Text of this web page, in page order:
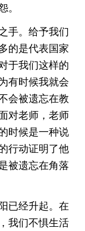
。
手。给予我们
的是代表国家
于我们这样的
有时候我就会
会被遗忘在教
对老师，老师
时候是一种说
行动证明了他
被遗忘在角落
已经升起。在
我们不惧生活